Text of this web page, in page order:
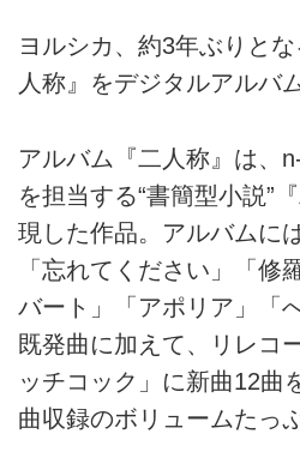
ヨルシカ、約3年ぶりと
人称』をデジタルアルバ
アルバム『二人称』は、
を担当する“書簡型小説”
現した作品。アルバムに
「忘れてください」「修
バート」「アポリア」「
既発曲に加えて、リレコ
ッチコック」に新曲12曲
曲収録のボリュームたっ